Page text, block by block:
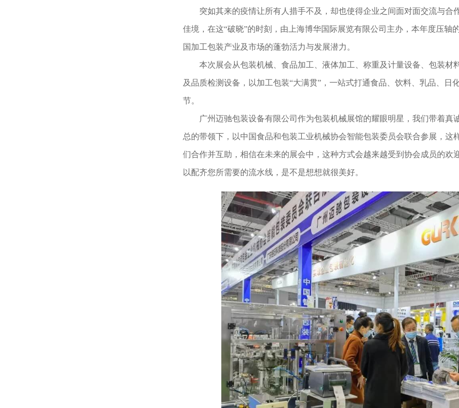
突如其来的疫情让所有人措手不及，却也使得企业之间面对面交流与
佳境，在这“破晓”的时刻，由上海博华国际展览有限公司主办，本年度压
国加工包装产业及市场的蓬勃活力与发展潜力。
本次展会从包装机械、食品加工、液体加工、称重及计量设备、包装
及品质检测设备，以加工包装“大满贯”，一站式打通食品、饮料、乳品、
节。
广州迈驰包装设备有限公司作为包装机械展馆的耀眼明星，我们带着
总的带领下，以中国食品和包装工业机械协会智能包装委员会联合参展，
们合作并互助，相信在未来的展会中，这种方式会越来越受到协会成员的
以配齐您所需要的流水线，是不是想想就很美好。